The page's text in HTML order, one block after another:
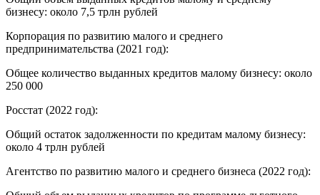
бизнесу: около 7,5 трлн рублей
Корпорация по развитию малого и среднего
предпринимательства (2021 год):
Общее количество выданных кредитов малому бизнесу: около
250 000
Росстат (2022 год):
Общий остаток задолженности по кредитам малому бизнесу:
около 4 трлн рублей
Агентство по развитию малого и среднего бизнеса (2022 год):